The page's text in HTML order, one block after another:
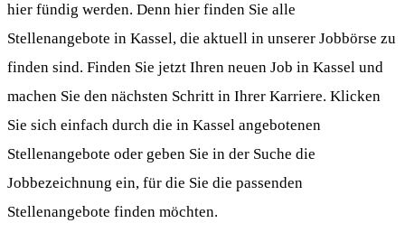
hier fündig werden. Denn hier finden Sie alle
Stellenangebote in Kassel, die aktuell in unserer Jobbörse zu
finden sind. Finden Sie jetzt Ihren neuen Job in Kassel und
machen Sie den nächsten Schritt in Ihrer Karriere. Klicken
Sie sich einfach durch die in Kassel angebotenen
Stellenangebote oder geben Sie in der Suche die
Jobbezeichnung ein, für die Sie die passenden
Stellenangebote finden möchten.